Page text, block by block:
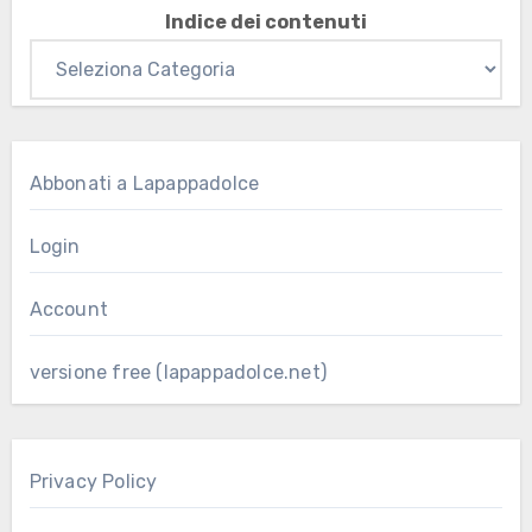
Indice dei contenuti
Abbonati a Lapappadolce
Login
Account
versione free (lapappadolce.net)
Privacy Policy